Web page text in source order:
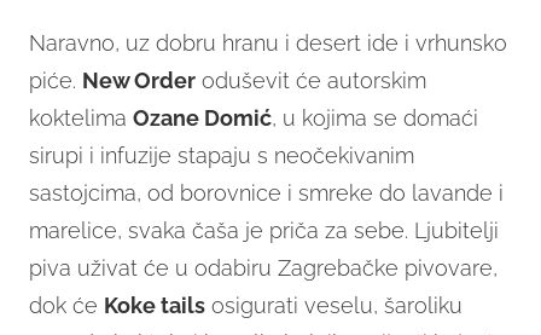
Naravno, uz dobru hranu i desert ide i vrhunsko
piće. New Order oduševit će autorskim
koktelima Ozane Domić, u kojima se domaći
sirupi i infuzije stapaju s neočekivanim
sastojcima, od borovnice i smreke do lavande i
marelice, svaka čaša je priča za sebe. Ljubitelji
piva uživat će u odabiru Zagrebačke pivovare,
dok će Koke tails osigurati veselu, šaroliku